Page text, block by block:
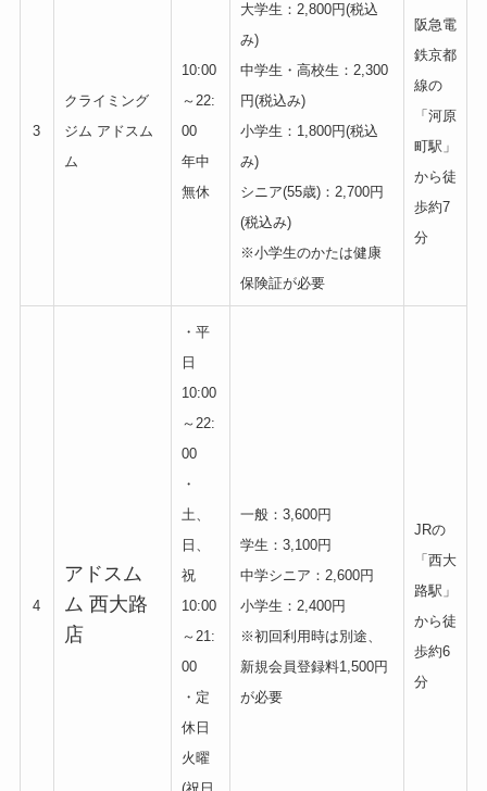
3
クライミング
ジム アドスム
ム
10:00
～22:
00
年中
無休
大学生：2,800円(税込
み)
中学生・高校生：2,300
円(税込み)
小学生：1,800円(税込
み)
シニア(55歳)：2,700円
(税込み)
※小学生のかたは健康
保険証が必要
阪急電
鉄京都
線の
「河原
町駅」
から徒
歩約7
分
4
アドスム
ム 西大路
店
・平
日
10:00
～22:
00
・
土、
日、
祝
10:00
～21:
00
・定
休日
火曜
一般：3,600円
学生：3,100円
中学シニア：2,600円
小学生：2,400円
※初回利用時は別途、
新規会員登録料1,500円
が必要
JRの
「西大
路駅」
から徒
歩約6
分